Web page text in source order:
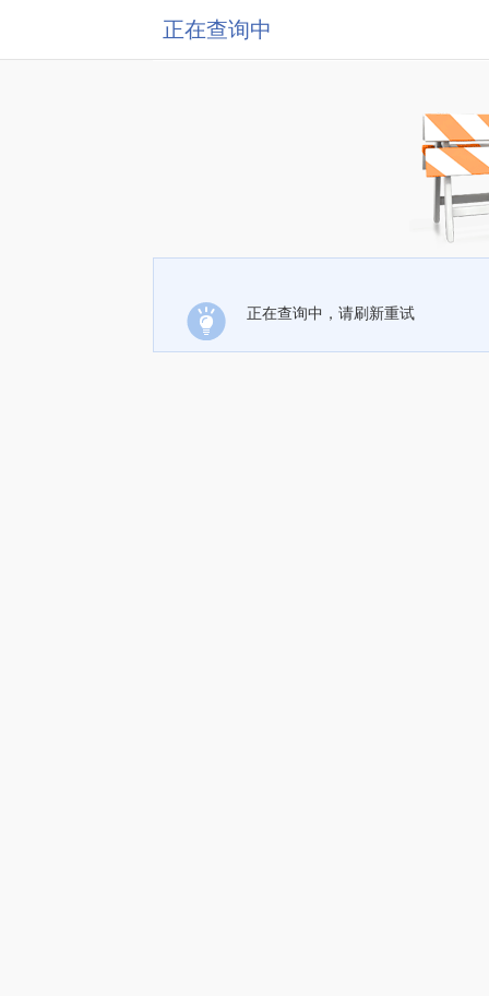
正在查询中
正在查询中，请刷新重试